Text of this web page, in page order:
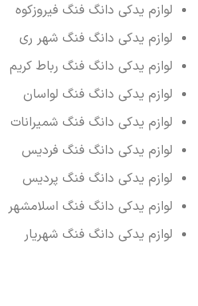
لوازم یدکی دانگ فنگ فیروزکوه
لوازم یدکی دانگ فنگ شهر ری
لوازم یدکی دانگ فنگ رباط کریم
لوازم یدکی دانگ فنگ لواسان
لوازم یدکی دانگ فنگ شمیرانات
لوازم یدکی دانگ فنگ فردیس
لوازم یدکی دانگ فنگ پردیس
لوازم یدکی دانگ فنگ اسلامشهر
لوازم یدکی دانگ فنگ شهریار